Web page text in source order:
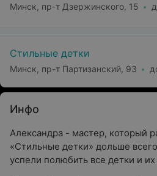
Минск, пр-т Дзержинского, 15
Стильные детки
Минск, пр-т Партизанский, 93
Инфо
Александра - мастер, который
«Стильные детки» дольше
успели полюбить все детки и